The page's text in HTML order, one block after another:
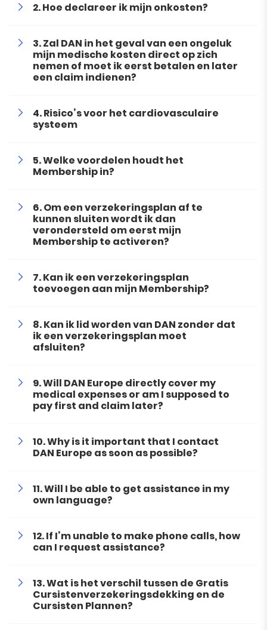
Hoe declareer ik mijn onkosten?
Zal DAN in het geval van een ongeluk
mijn medische kosten direct op zich
nemen of moet ik eerst betalen en later
een claim indienen?
Risico’s voor het cardiovasculaire
systeem
Welke voordelen houdt het
Membership in?
Om een verzekeringsplan af te
kunnen sluiten wordt ik dan
verondersteld om eerst mijn
Membership te activeren?
Kan ik een verzekeringsplan
toevoegen aan mijn Membership?
Kan ik lid worden van DAN zonder dat
ik een verzekeringsplan moet
afsluiten?
Will DAN Europe directly cover my
medical expenses or am I supposed to
pay first and claim later?
Why is it important that I contact
DAN Europe as soon as possible?
Will I be able to get assistance in my
own language?
If I’m unable to make phone calls, how
can I request assistance?
Wat is het verschil tussen de Gratis
Cursistenverzekeringsdekking en de
Cursisten Plannen?